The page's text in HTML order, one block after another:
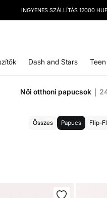
INGYENES SZÁLLÍTÁS 12000
Dash and Stars Teen
Női otthoni papucsok
Összes Papucs Flip-